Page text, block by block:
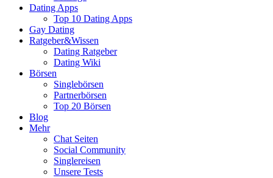
Dating Apps
Top 10 Dating Apps
Gay Dating
Ratgeber&Wissen
Dating Ratgeber
Dating Wiki
Börsen
Singlebörsen
Partnerbörsen
Top 20 Börsen
Blog
Mehr
Chat Seiten
Social Community
Singlereisen
Unsere Tests